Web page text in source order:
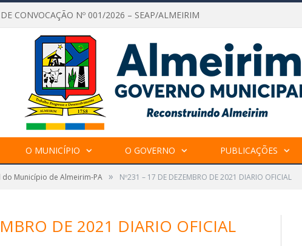
CONVOCAÇÃO Nº 001/2026 – SEAP/ALMEIRIM
O MUNICÍPIO O GOVERNO PUBLICAÇÕES
Município de Almeirim-PA » Nº231 – 17 DE DEZEMBRO DE 2021 DIARIO OFICIAL
DE 2021 DIARIO OFICIAL